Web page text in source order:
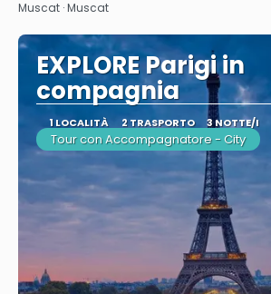
Muscat · Muscat
EXPLORE Parigi in
compagnia
1 LOCALITÀ 2 TRASPORTO 3 NOTTE/I
Tour con Accompagnatore - City